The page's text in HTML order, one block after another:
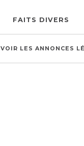
FAITS DIVERS
VOIR LES ANNONCES